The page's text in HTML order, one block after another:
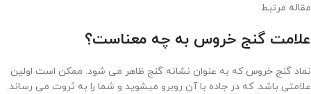
مقاله مرتبط:
علامت گنج خروس به چه معناست؟
نماد گنج خروس که به عنوان نشانه گنج ظاهر می شود. ممکن است اولین
علامتی باشد. که در جاده با آن روبرو میشوید و شما را به ثروت می رساند.